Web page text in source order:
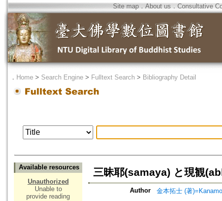
Site map．About us ． Consultative
． Home > Search Engine > Fulltext Search > Bibliography Detail
Available resources
Unauthorized
Unable to
provide reading
三昧耶(samaya) と現観
Author
金本拓士 (著